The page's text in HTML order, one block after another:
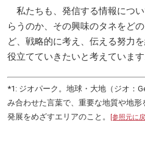
私たちも、発信する情報につ
らうのか、その興味のタネをど
ど、戦略的に考え、伝える努力
役立てていきたいと考えています
*1: ジオパーク。地球・大地（ジオ：
み合わせた言葉で、重要な地質や地
発展をめざすエリアのこと。
[参照元に